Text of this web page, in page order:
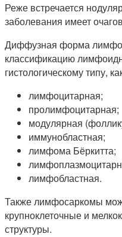
Реже встречается
заболевания имеет
Диффузная форма
классификацию
гистологическому типу,
лимфоцитарная;
пролимфоцитарная;
модулярная
иммунобластная;
лимфома Бёркитта;
лимфобластная.
Также лимфосаркомы
крупноклеточные и
структуры.